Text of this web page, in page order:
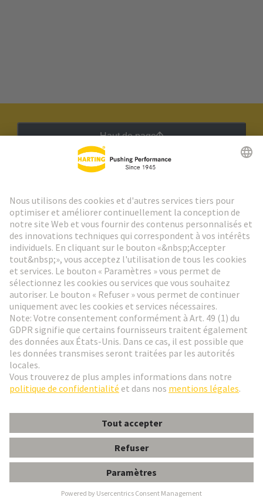
DIN-Signal har-bus 64-160FC-B
Haut de page
Aller à l'inscription
Social Media
Belgique Français
© HARTING Technology Group
ContactPolitique de confidentialité
Conditions Générales de Vente